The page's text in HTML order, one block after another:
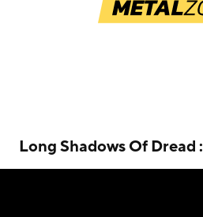
Long Shadows Of Dread :